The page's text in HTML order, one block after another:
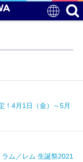
！4月1日（金）～5月
ム／レム 生誕祭2021